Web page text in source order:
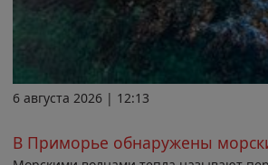
6 августа 2026 | 12:13
В Приморье обнаружены